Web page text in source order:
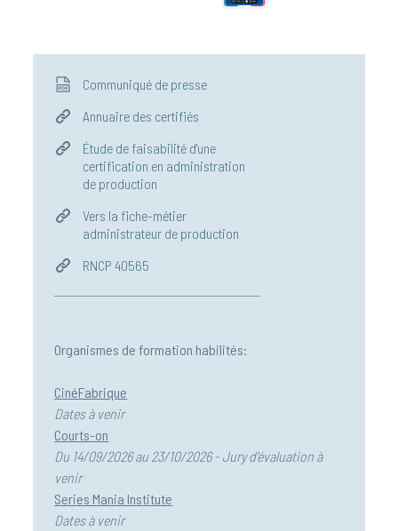
Communiqué de presse
Annuaire des certifiés
Étude de faisabilité d'une
certification en administration
de production
Vers la fiche-métier
administrateur de production
RNCP 40565
Organismes de formation habilités:
CinéFabrique
Dates à venir
Courts-on
Du 14/09/2026 au 23/10/2026 - Jury d'évaluation à
venir
Series Mania Institute
Dates à venir